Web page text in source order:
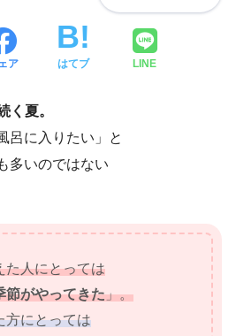
ア はてブ LINE
く夏。
呂に入りたい」と
多いのではない
た人にとっては
節がやってきた」。
方にとっては